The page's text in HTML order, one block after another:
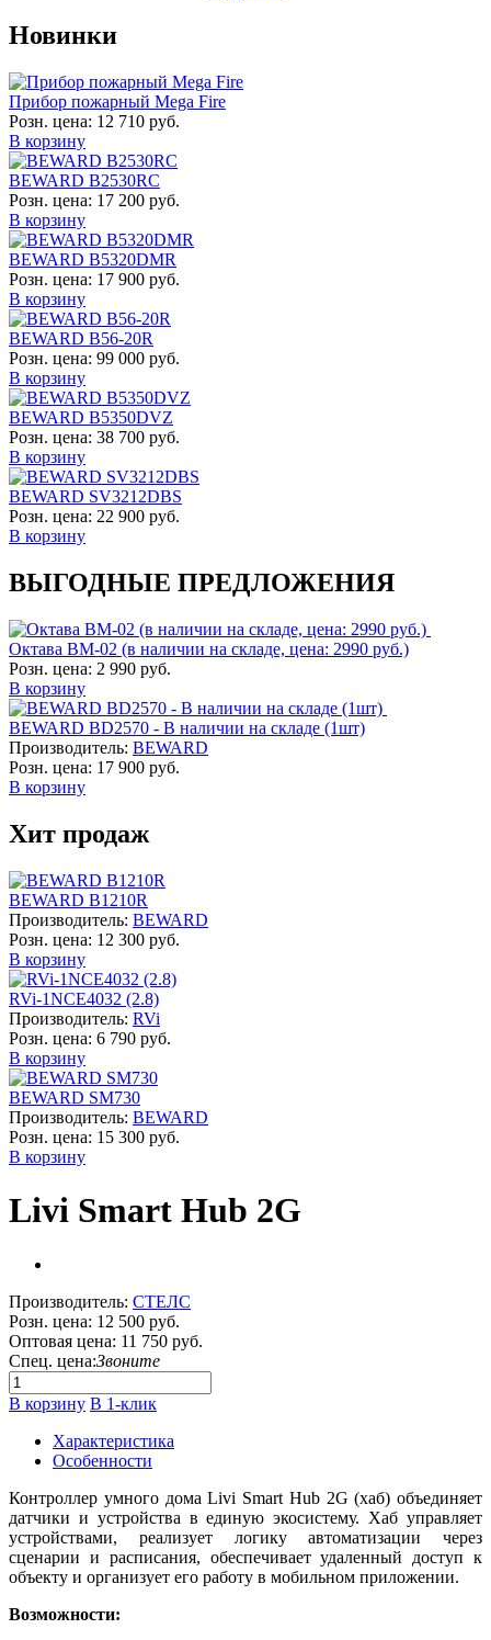
Новинки
Прибор пожарный Mega Fire
Розн. цена: 12 710 руб.
В корзину
BEWARD B2530RC
Розн. цена: 17 200 руб.
В корзину
BEWARD B5320DMR
Розн. цена: 17 900 руб.
В корзину
BEWARD B56-20R
Розн. цена: 99 000 руб.
В корзину
BEWARD B5350DVZ
Розн. цена: 38 700 руб.
В корзину
BEWARD SV3212DBS
Розн. цена: 22 900 руб.
В корзину
ВЫГОДНЫЕ ПРЕДЛОЖЕНИЯ
Октава ВМ-02 (в наличии на складе, цена: 2990 руб.)
Розн. цена: 2 990 руб.
В корзину
BEWARD BD2570 - В наличии на складе (1шт)
Производитель: BEWARD
Розн. цена: 17 900 руб.
В корзину
Хит продаж
BEWARD B1210R
Производитель: BEWARD
Розн. цена: 12 300 руб.
В корзину
RVi-1NCE4032 (2.8)
Производитель: RVi
Розн. цена: 6 790 руб.
В корзину
BEWARD SM730
Производитель: BEWARD
Розн. цена: 15 300 руб.
В корзину
Livi Smart Hub 2G
Производитель: СТЕЛС
Розн. цена: 12 500 руб.
Оптовая цена: 11 750 руб.
Спец. цена:Звоните
В корзину В 1-клик
Характеристика
Особенности
Контроллер умного дома Livi Smart Hub 2G (хаб) объединяет
датчики и устройства в единую экосистему. Хаб управляет
устройствами, реализует логику автоматизации через
сценарии и расписания, обеспечивает удаленный доступ к
объекту и организует его работу в мобильном приложении.
Возможности: